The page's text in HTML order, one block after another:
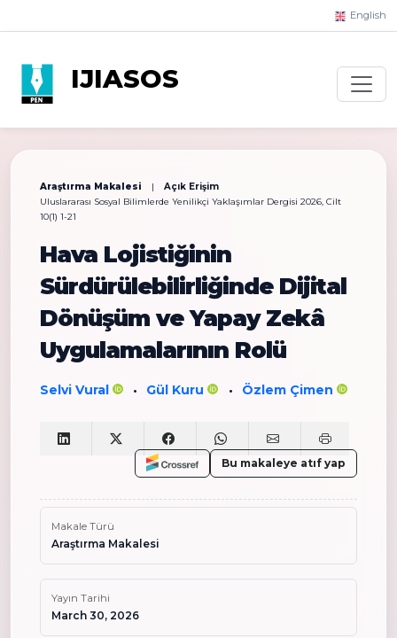
English
IJIASOS
Araştırma Makalesi |
Açık Erişim
Uluslararası Sosyal Bilimlerde Yenilikçi Yaklaşımlar Dergisi 2026, Cilt
10(1) 1-21
Hava Lojistiğinin
Sürdürülebilirliğinde Dijital
Dönüşüm ve Yapay Zekâ
Uygulamalarının Rolü
Selvi Vural • Gül Kuru • Özlem Çimen
Bu makaleye atıf yap
Makale Türü
Araştırma Makalesi
Yayın Tarihi
March 30, 2026